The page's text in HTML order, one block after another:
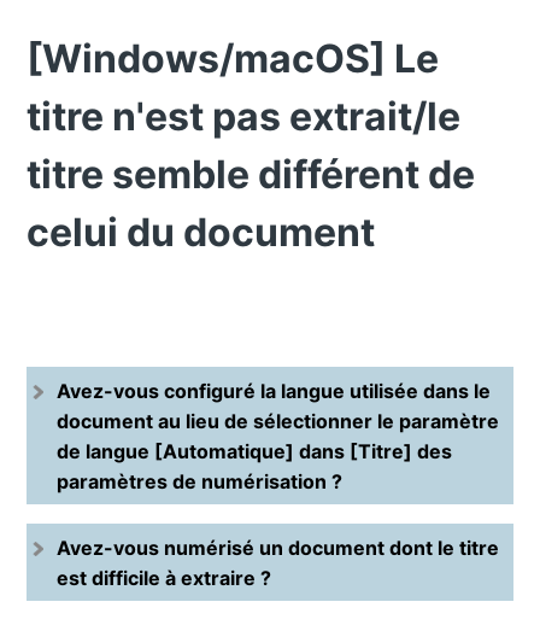
[Windows/macOS] Le
titre n'est pas extrait/le
titre semble différent de
celui du document
Avez-vous configuré la langue utilisée dans le
document au lieu de sélectionner le paramètre
de langue [Automatique] dans [Titre] des
paramètres de numérisation ?
Avez-vous numérisé un document dont le titre
est difficile à extraire ?